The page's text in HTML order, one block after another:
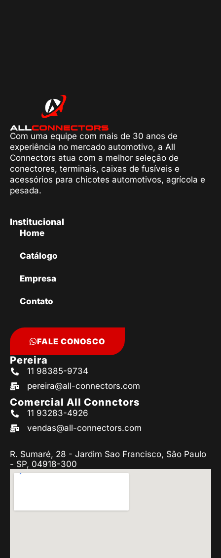
Com uma equipe com mais de 30 anos de
experiência no mercado automotivo, a All
Connectors atua com a melhor seleção de
conectores, terminais, caixas de fusíveis e
acessórios para chicotes automotivos, agrícola e
pesada.
Institucional
Home
Catálogo
Empresa
Contato
FALE CONOSCO
Pereira
11 98385-9734
pereira@all-connectors.com
Comercial All Connctors
11 93283-4926
vendas@all-connectors.com
R. Sumaré, 28 - Jardim Sao Francisco, São Paulo
- SP, 04918-300